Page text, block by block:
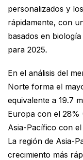
personalizados y
rápidamente, con
basados en
para 2025.
En el análisis del
Norte forma el
equivalente a 19.7
Europa con el 28%
Asia-Pacífico con
La región de Asia-
crecimiento más